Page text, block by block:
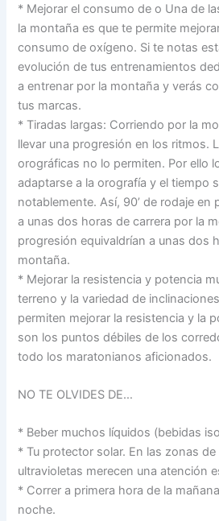
* Mejorar el consumo de o Una de
la montaña es que te permite
consumo de oxígeno. Si te notas
evolución de tus entrenamientos
a entrenar por la montaña y verás
tus marcas.
* Tiradas largas: Corriendo por la
llevar una progresión en los ritmos.
orográficas no lo permiten. Por ello
adaptarse a la orografía y el tiempo
notablemente. Así, 90’ de rodaje en
a unas dos horas de carrera por la
progresión equivaldrían a unas dos
montaña.
* Mejorar la resistencia y potencia
terreno y la variedad de
permiten mejorar la resistencia y la
son los puntos débiles de los
todo los maratonianos aficionados.
NO TE OLVIDES DE…
* Beber muchos líquidos (bebidas
* Tu protector solar. En las zonas
ultravioletas merecen una atención
* Correr a primera hora de la
noche.